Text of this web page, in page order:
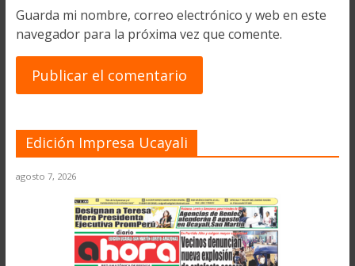
Guarda mi nombre, correo electrónico y web en este
navegador para la próxima vez que comente.
Edición Impresa Ucayali
agosto 7, 2026